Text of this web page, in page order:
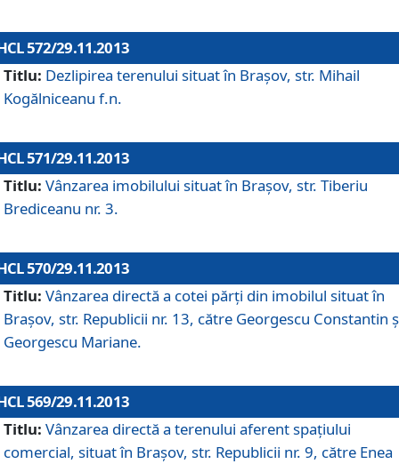
572/29.11.2013
Titlu: Dezlipirea terenului situat în Braşov, str. Mihail
Kogălniceanu f.n.
571/29.11.2013
Titlu: Vânzarea imobilului situat în Braşov, str. Tiberiu
Brediceanu nr. 3.
570/29.11.2013
Titlu: Vânzarea directă a cotei părţi din imobilul situat în
Braşov, str. Republicii nr. 13, către Georgescu Constantin
Georgescu Mariane.
569/29.11.2013
Titlu: Vânzarea directă a terenului aferent spaţiului
comercial, situat în Braşov, str. Republicii nr. 9, către Enea